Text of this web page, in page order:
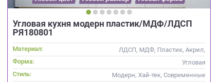
Угловая кухня модерн пластик/МДФ/ЛДСП
РЯ180801
Материал:
ЛДСП, МДФ, Пластик, Акрил,
Alvic / УФ лак
Форма:
Угловая
Стиль:
Модерн, Хай-тек, Современные